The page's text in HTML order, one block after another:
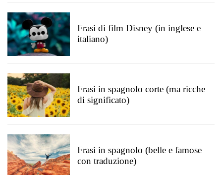
Frasi di film Disney (in inglese e
italiano)
Frasi in spagnolo corte (ma ricche
di significato)
Frasi in spagnolo (belle e famose
con traduzione)